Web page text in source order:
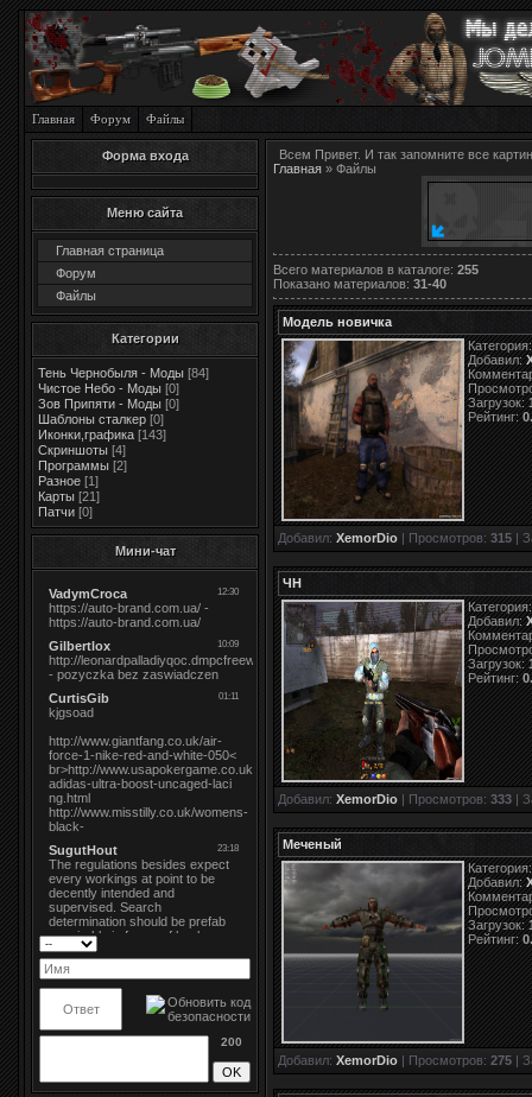
Главная Форум Файлы
Форма входа
Меню сайта
Главная страница
Форум
Файлы
Категории
Тень Чернобыля - Моды [84]
Чистое Небо - Моды [0]
Зов Припяти - Моды [0]
Шаблоны сталкер [0]
Иконки,графика [143]
Скриншоты [4]
Программы [2]
Разное [1]
Карты [21]
Патчи [0]
Мини-чат
200
Всем Привет. И так запомните все
Главная » Файлы
Всего материалов в каталоге: 255
Показано материалов: 31-40
Модель новичка
Добавил:
Загрузок:
Рейтинг:
Добавил: XemorDio | Просмотров: 315 |
ЧН
Добавил:
Загрузок:
Рейтинг:
Добавил: XemorDio | Просмотров: 333 |
Меченый
Добавил:
Загрузок:
Рейтинг:
Добавил: XemorDio | Просмотров: 275 |